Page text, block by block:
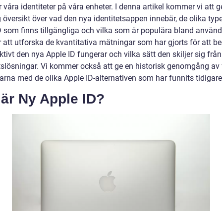
våra identiteter på våra enheter. I denna artikel kommer vi att
översikt över vad den nya identitetsappen innebär, de olika
som finns tillgängliga och vilka som är populära bland
att utforska de kvantitativa mätningar som har gjorts för att
den nya Apple ID fungerar och vilka sätt den skiljer sig
Vi kommer också att ge en historisk genomgång av
med de olika Apple ID-alternativen som har funnits
Ny Apple ID?